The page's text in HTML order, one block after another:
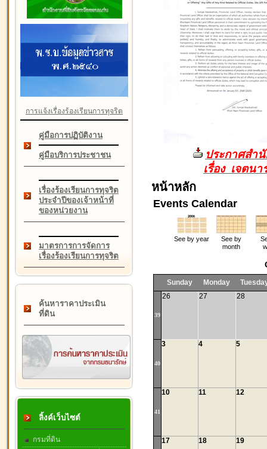
การแจ้งเรื่องร้องเรียนการทุจริต
คู่มือการปฏิบัติงาน
คู่มือบริการประชาชน
เรื่องร้องเรียนการทุจริต
ประจำปีของเจ้าหน้าที่
ของหน่วยงาน
มาตรการการจัดการ
เรื่องร้องเรียนการทุจริต
ค้นหาราคาประเมิน
ที่ดิน
ลิ้งค์เว็บไซต์
กรมที่ดิน
ประกาศสำ
เรื่อง เจตน
หน้าหลัก
Events Calendar
See by year
See by
month
Sunday Monday
39
26 27 28
40
3 4 5
41
10 11 12
17 18 19